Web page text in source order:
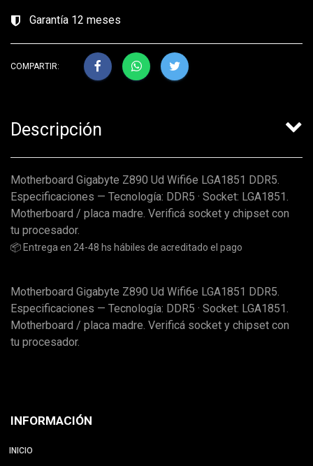
Garantía 12 meses
COMPARTIR:
Descripción
Motherboard Gigabyte Z890 Ud Wifi6e LGA1851 DDR5.
Especificaciones — Tecnología: DDR5 · Socket: LGA1851.
Motherboard / placa madre. Verificá socket y chipset con
tu procesador.
📦 Entrega en 24-48 hs hábiles de acreditado el pago
Motherboard Gigabyte Z890 Ud Wifi6e LGA1851 DDR5.
Especificaciones — Tecnología: DDR5 · Socket: LGA1851.
Motherboard / placa madre. Verificá socket y chipset con
tu procesador.
INFORMACIÓN
INICIO